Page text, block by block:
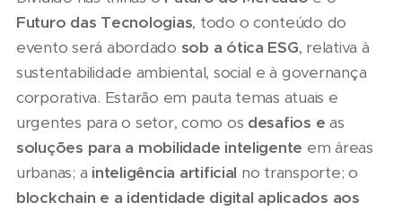
Futuro das Tecnologias, todo o conteúdo do
evento será abordado sob a ótica ESG, relativa à
sustentabilidade ambiental, social e à governança
corporativa. Estarão em pauta temas atuais e
urgentes para o setor, como os desafios eas
soluções para a mobilidade inteligente em áreas
urbanas; a inteligência artificial no transporte; o
blockchain e a identidade digital aplicados aos